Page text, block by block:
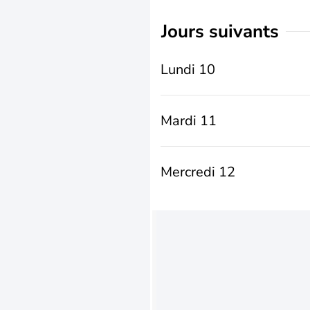
jours suivants
Lundi 10
Mardi 11
Mercredi 12